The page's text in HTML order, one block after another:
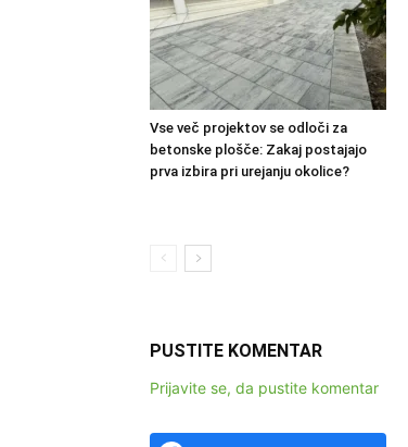
Vse več projektov se odloči za
betonske plošče: Zakaj postajajo
prva izbira pri urejanju okolice?
PUSTITE KOMENTAR
Prijavite se, da pustite komentar